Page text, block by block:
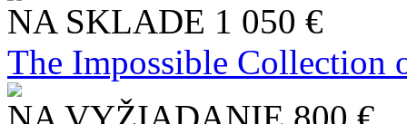
NA SKLADE 1 050 €
The Impossible Collection